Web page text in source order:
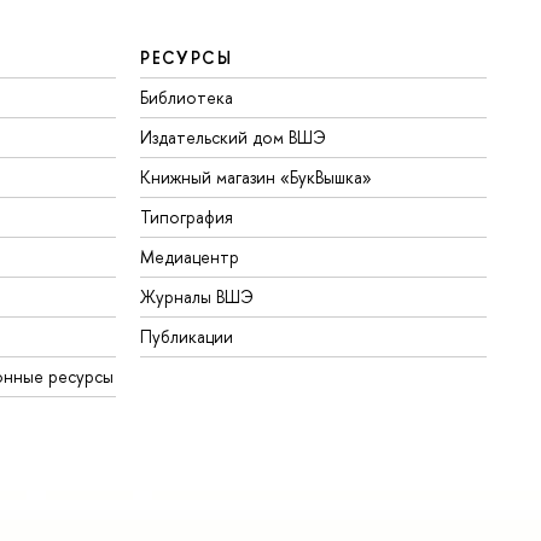
ресурсы
РЕСУРСЫ
Библиотека
Издательский дом ВШЭ
Книжный магазин «БукВышка»
Типография
Медиацентр
Журналы ВШЭ
Публикации